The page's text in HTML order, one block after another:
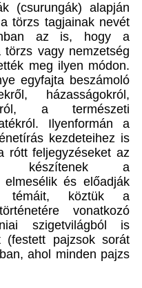
(csurungák) alapján
törzs tagjainak nevét
az is, hogy a
vagy nemzetség
meg ilyen módon.
egyfajta beszámoló
házasságokról,
a természeti
Ilyenformán a
kezdeteihez is
rótt feljegyzéseket az
készítenek a
elmesélik és előadják
témáit, köztük a
vonatkozó
szigetvilágból is
(festett pajzsok sorát
ahol minden pajzs